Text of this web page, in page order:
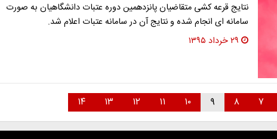
نتایج قرعه کشی متقاضیان پانزدهمین دوره عتبات دانشگاهیان به صورت
سامانه ای انجام شده و نتایج آن در سامانه عتبات اعلام شد.
۲۹ خرداد ۱۳۹۵
۷ ۸ ۹ ۱۰ ۱۱ ۱۲ ۱۳ ۱۴